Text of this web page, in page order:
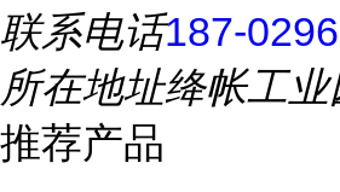
联系电话187-
所在地址绛帐工业
推荐产品